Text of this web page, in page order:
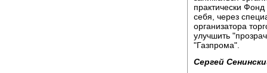
практически
себя, через
организатора
улучшить
"Газпрома".
Сергей